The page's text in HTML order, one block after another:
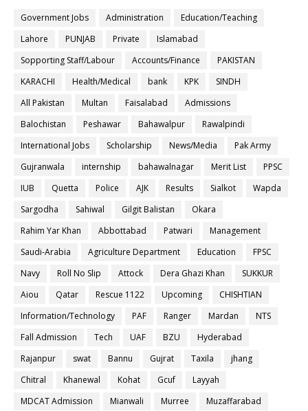
Government Jobs Administration
Education/Teaching
Lahore
PUNJAB Private
Islamabad
Sopporting Staff/Labour
Accounts/Finance
PAKISTAN
KARACHI
Health/Medical bank KPK
SINDH
All Pakistan
Multan Faisalabad
Admissions
Balochistan
Peshawar Bahawalpur
Rawalpindi
International Jobs
Scholarship News/Media
Pak Army
Gujranwala
internship bahawalnagar Merit List
PPSC
IUB
Quetta Police AJK Results Sialkot
Wapda
Sargodha
Sahiwal Gilgit Balistan
Okara
Rahim Yar Khan
Abbottabad Patwari
Management
Saudi-Arabia
Agriculture Department Education
FPSC
Navy
Roll No Slip Attock Dera Ghazi Khan
SUKKUR
Aiou
Qatar Rescue 1122 Upcoming
CHISHTIAN
Information/Technology
PAF Ranger Mardan
NTS
Fall Admission
Tech UAF BZU
Hyderabad
Rajanpur
swat Bannu Gujrat Taxila
jhang
Chitral
Khanewal Kohat Gcuf
Layyah
MDCAT Admission
Mianwali Murree
Muzaffarabad